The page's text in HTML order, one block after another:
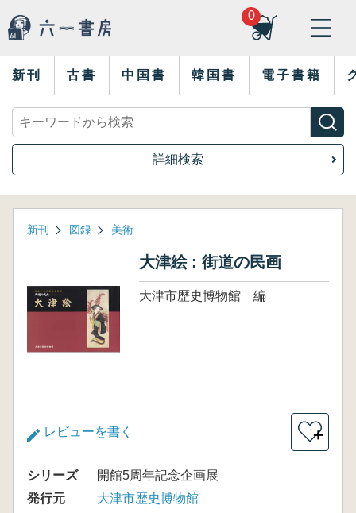
0
新刊 古書 中国書 韓国書 電子書籍
詳細検索
新刊 図録 美術
大津絵 : 街道の民画
大津市歴史博物館 編
レビューを書く ＋
シリーズ
開館5周年記念企画展
発行元
大津市歴史博物館